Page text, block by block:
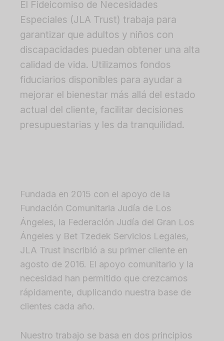
El Fideicomiso de Necesidades
Especiales (JLA Trust) trabaja para
garantizar que adultos y niños con
discapacidades puedan obtener una alta
calidad de vida. Utilizamos fondos
fiduciarios disponibles para ayudar a
mejorar el bienestar más allá del estado
actual del cliente, facilitar decisiones
presupuestarias y les da tranquilidad.
Fundada en 2015 con el apoyo de la
Fundación Comunitaria Judía de Los
Ángeles, la Federación Judía del Gran Los
Ángeles y Bet Tzedek Servicios Legales,
JLA Trust inscribió a su primer cliente en
agosto de 2016. El apoyo comunitario y la
necesidad han permitido que crezcamos
rápidamente, duplicando nuestra base de
clientes cada año.
Nuestro trabajo se basa en dos principios